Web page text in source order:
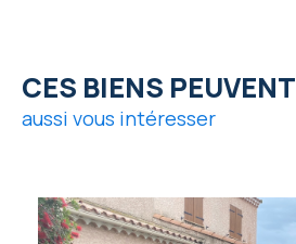
CES BIENS PEUVENT
aussi vous intéresser